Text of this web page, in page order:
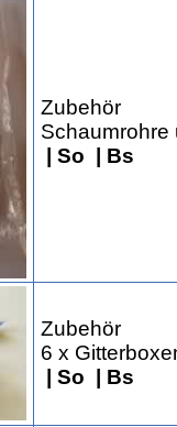
Zubehör
Schaumrohre
| So | Bs
Zubehör
6 x
| So | Bs